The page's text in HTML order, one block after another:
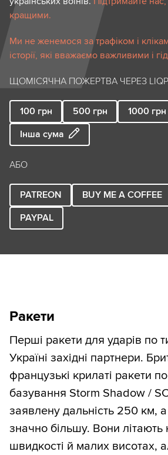
кращими.
Ми не женемося за трафіком і
історії, які вважаємо важливими і
ЩОМІСЯЧНА ПОЖЕРТВА ЧЕРЕЗ
100 грн 500 грн 1000 грн
Інша сума
АБО
PATREON BUY ME A COFFEE
PAYPAL
Ракети
Перші ракети для ударів по
Україні західні партнери.
французькі крилаті ракети
базування Storm Shadow /
заявлену дальність 250 км,
значно більшу. Вони літають
швидкості й малих висотах,